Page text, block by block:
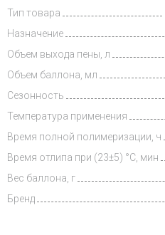
Доставка
и оплата
Тип товара
Назначение
Объем выхода пены, л
Объем баллона, мл
Сезонность
Температура применения
Время полной полимеризации, ч
Время отлипа при (23±5) °С, мин
Вес баллона, г
Бренд